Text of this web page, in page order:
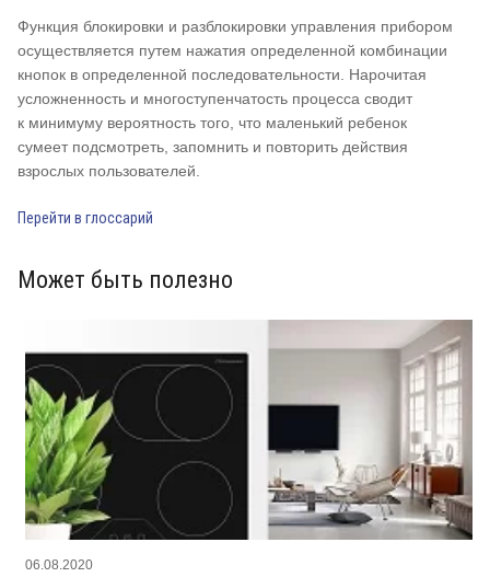
Функция блокировки и разблокировки управления прибором
осуществляется путем нажатия определенной комбинации
кнопок в определенной последовательности. Нарочитая
усложненность и многоступенчатость процесса сводит
к минимуму вероятность того, что маленький ребенок
сумеет подсмотреть, запомнить и повторить действия
взрослых пользователей.
Перейти в глоссарий
Может быть полезно
06.08.2020